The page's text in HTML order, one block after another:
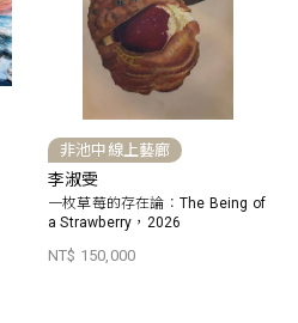
非池中線上藝廊
李淑雯
一枚草莓的存在論：The Being of
a Strawberry，2026
NT$ 150,000